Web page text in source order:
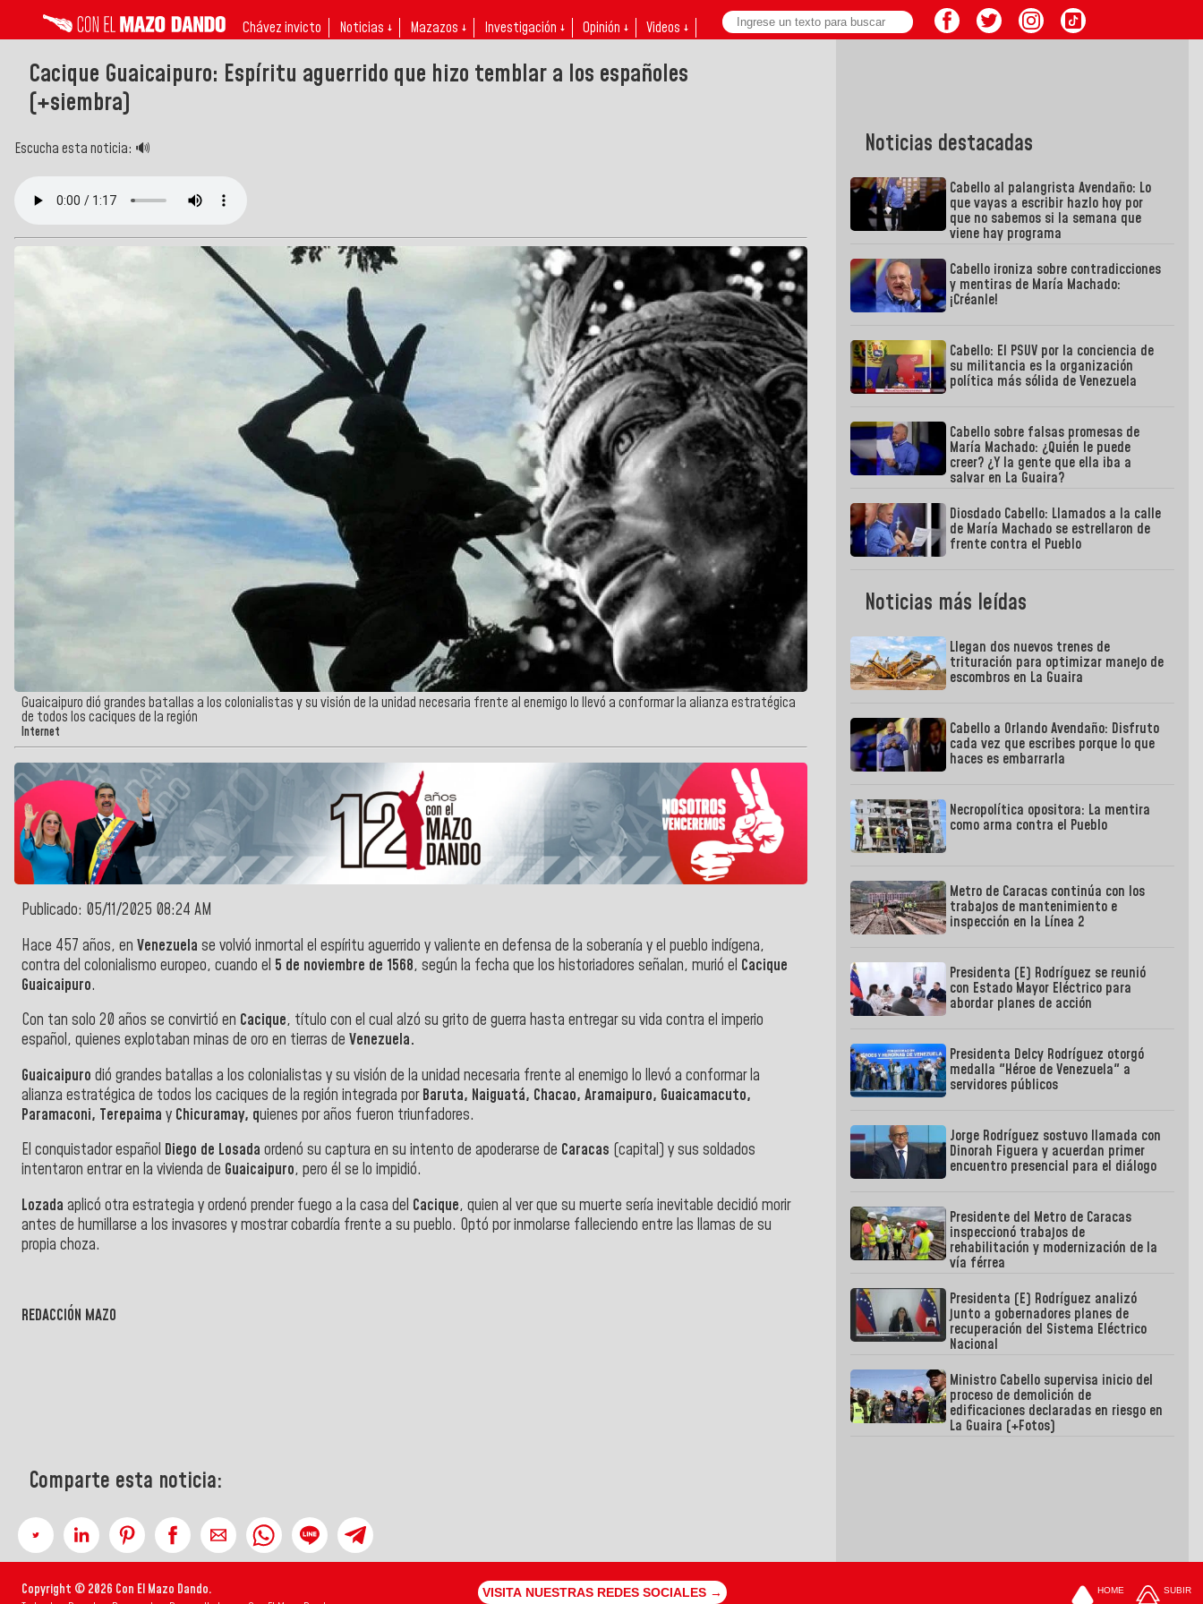
Chávez invicto Noticias ↓ Mazazos ↓ Investigación ↓ Opinión ↓ Videos ↓
Cacique Guaicaipuro: Espíritu aguerrido que hizo temblar a los españoles
(+siembra)
Escucha esta noticia: 🔊
Guaicaipuro dió grandes batallas a los colonialistas y su visión de la unidad necesaria frente al enemigo lo llevó a conformar la alianza estratégica
de todos los caciques de la región
Internet
Publicado: 05/11/2025 08:24 AM
Hace 457 años, en Venezuela se volvió inmortal el espíritu aguerrido y valiente en defensa de la soberanía y el pueblo indígena,
contra del colonialismo europeo, cuando el 5 de noviembre de 1568, según la fecha que los historiadores señalan, murió el Cacique
Guaicaipuro.
Con tan solo 20 años se convirtió en Cacique, título con el cual alzó su grito de guerra hasta entregar su vida contra el imperio
español, quienes explotaban minas de oro en tierras de Venezuela.
Guaicaipuro dió grandes batallas a los colonialistas y su visión de la unidad necesaria frente al enemigo lo llevó a conformar la
alianza estratégica de todos los caciques de la región integrada porBaruta, Naiguatá, Chacao, Aramaipuro, Guaicamacuto,
Paramaconi, Terepaima y Chicuramay, quienes por años fueron triunfadores.
El conquistador español Diego de Losada ordenó su captura en su intento de apoderarse de Caracas (capital) y sus soldados
intentaron entrar en la vivienda de Guaicaipuro, pero él se lo impidió.
Lozada aplicó otra estrategia y ordenó prender fuego a la casa del Cacique, quien al ver que su muerte sería inevitable decidió morir
antes de humillarse a los invasores y mostrar cobardía frente a su pueblo. Optó por inmolarse falleciendo entre las llamas de su
propia choza.
REDACCIÓN MAZO
Comparte esta noticia:
Noticias destacadas
Cabello al palangrista Avendaño: Lo
que vayas a escribir hazlo hoy por
que no sabemos si la semana que
viene hay programa
Cabello ironiza sobre contradicciones
y mentiras de María Machado:
¡Créanle!
Cabello: El PSUV por la conciencia de
su militancia es la organización
política más sólida de Venezuela
Cabello sobre falsas promesas de
María Machado: ¿Quién le puede
creer? ¿Y la gente que ella iba a
salvar en La Guaira?
Diosdado Cabello: Llamados a la calle
de María Machado se estrellaron de
frente contra el Pueblo
Noticias más leídas
Llegan dos nuevos trenes de
trituración para optimizar manejo de
escombros en La Guaira
Cabello a Orlando Avendaño: Disfruto
cada vez que escribes porque lo que
haces es embarrarla
Necropolítica opositora: La mentira
como arma contra el Pueblo
Metro de Caracas continúa con los
trabajos de mantenimiento e
inspección en la Línea 2
Presidenta (E) Rodríguez se reunió
con Estado Mayor Eléctrico para
abordar planes de acción
Presidenta Delcy Rodríguez otorgó
medalla "Héroe de Venezuela" a
servidores públicos
Jorge Rodríguez sostuvo llamada con
Dinorah Figuera y acuerdan primer
encuentro presencial para el diálogo
Presidente del Metro de Caracas
inspeccionó trabajos de
rehabilitación y modernización de la
vía férrea
Presidenta (E) Rodríguez analizó
junto a gobernadores planes de
recuperación del Sistema Eléctrico
Nacional
Ministro Cabello supervisa inicio del
proceso de demolición de
edificaciones declaradas en riesgo en
La Guaira (+Fotos)
Copyright © 2026 Con El Mazo Dando. VISITA NUESTRAS REDES SOCIALES → HOME SUBIR